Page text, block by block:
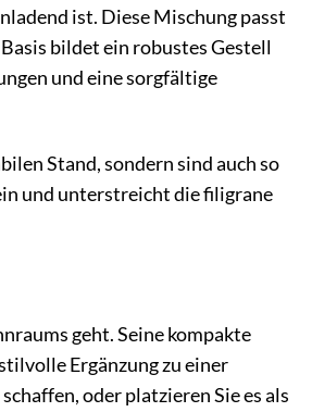
ist. Diese Mischung passt
bildet ein robustes Gestell
und eine sorgfältige
Stand, sondern sind auch so
und unterstreicht die filigrane
geht. Seine kompakte
Ergänzung zu einer
oder platzieren Sie es als